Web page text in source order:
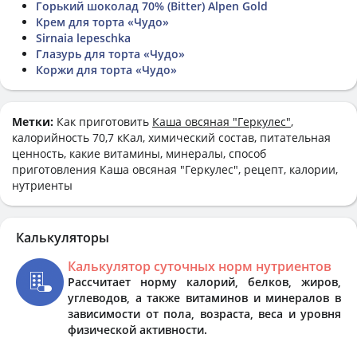
Горький шоколад 70% (Bitter) Alpen Gold
Крем для торта «Чудо»
Sirnaia lepeschka
Глазурь для торта «Чудо»
Коржи для торта «Чудо»
Метки: Как приготовить Каша овсяная "Геркулес",
калорийность 70,7 кКал, химический состав, питательная
ценность, какие витамины, минералы, способ
приготовления Каша овсяная "Геркулес", рецепт, калории,
нутриенты
Калькуляторы
Калькулятор суточных норм нутриентов
Рассчитает норму калорий, белков, жиров,
углеводов, а также витаминов и минералов в
зависимости от пола, возраста, веса и уровня
физической активности.